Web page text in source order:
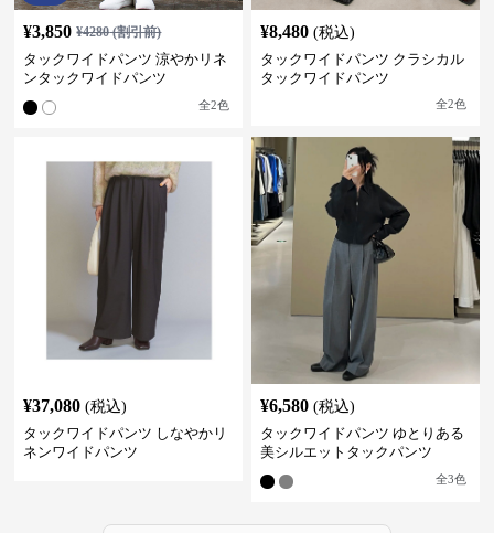
¥3,850 ¥4280(割引前)
タックワイドパンツ 涼やかリネ
ンタックワイドパンツ
全2色
¥8,480 (税込)
タックワイドパンツ クラシカル
タックワイドパンツ
全2色
¥37,080 (税込)
タックワイドパンツ しなやかリ
ネンワイドパンツ
¥6,580 (税込)
タックワイドパンツ ゆとりある
美シルエットタックパンツ
全3色